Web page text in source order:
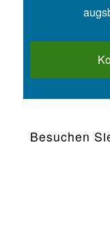
Besuchen